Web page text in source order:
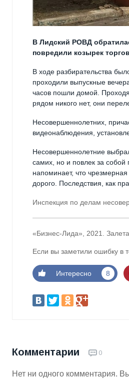
В Лидский РОВД
повредили козырек
В ходе разбирательства
проходили выпускные
часов пошли домой.
рядом никого нет, они
Несовершеннолетних,
видеонаблюдения,
Несовершеннолетние
самих, но и повлек за
напоминает, что
дорого. Последствия, как
Инспекция по делам
«Бизнес-Лида», 2021.
Если вы заметили ошибку в
Интересно 8
Комментарии 0
Нет ни одного комментария.